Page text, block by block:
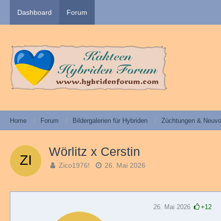
Dashboard Forum
Home Forum Bildergalerien für Hybriden Züchtungen &
Wörlitz x Cerstin
Zico1976! 26. Mai 2026
26. Mai 2026 +12